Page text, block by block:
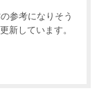
参考になりそう
新しています。